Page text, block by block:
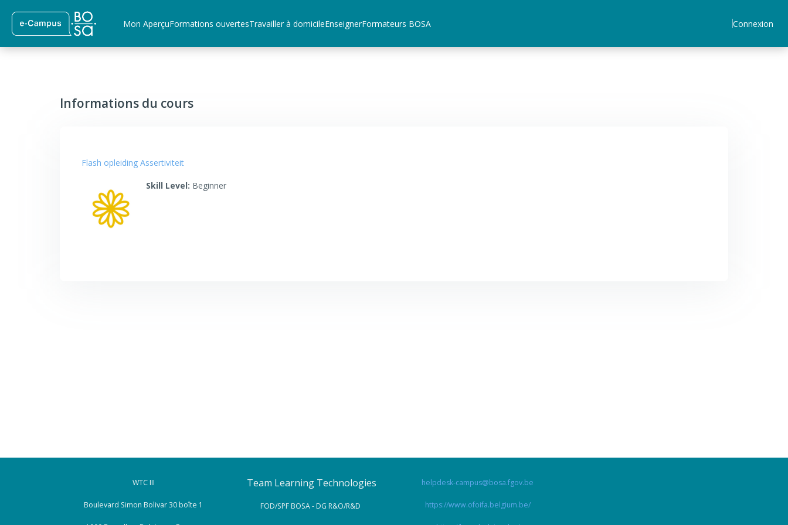
Mon AperçuFormations ouvertesTravailler à domicileEnseignerFormateurs BOSA Connexion
Informations du cours
Flash opleiding Assertiviteit
Skill Level: Beginner
WTC III
Boulevard Simon Bolivar 30 boîte 1
Team Learning Technologies
FOD/SPF BOSA - DG R&O/R&D
helpdesk-campus@bosa.fgov.be
https://www.ofoifa.belgium.be/